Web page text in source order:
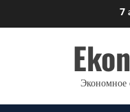
к
7
Экономное